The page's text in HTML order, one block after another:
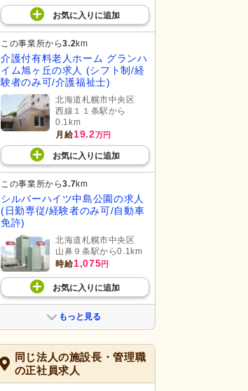
お気に入り に追加
この事業所から3.2km
介護付有料老人ホーム グランハ
イム旭ヶ丘の求人 (シフト制/経
験者のみ可/介護福祉士)
北海道札幌市中央区
西線１１条駅から
0.1km
月給19.2万円
お気に入り に追加
この事業所から3.7km
シルバーハイツ中島公園の求人
(日勤専従/経験者のみ可/自動車
免許)
北海道札幌市中央区
山鼻９条駅から0.1km
時給1,075円
お気に入り に追加
もっと見る
同じ法人の施設長・管理職
の正社員求人